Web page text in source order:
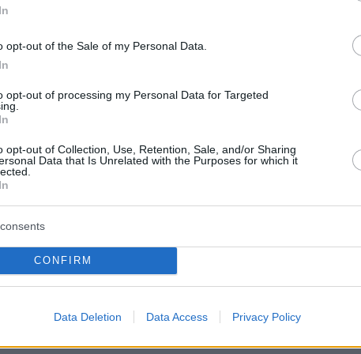
opt-out of the Sale of my Personal Data.
opt-out of processing my Personal Data for Targeted
opt-out of Collection, Use, Retention, Sale, and/or Sharing
Data that Is Unrelated with the Purposes for which it
CONFIRM
Data Deletion Data Access Privacy Policy
πως η εμπειρία του εντάσσεται σε μια
ιστορία», και πως τον έφερε πιο κοντά
στη συνέχεια πρόσθεσε:«Η θλίψη γίνεται
μέρος γέλιου, μέρος δακρύων, με ελάχιστο
αγαπάς, να τον λατρεύεις».
καλλιτέχνης αποκάλυψε ότι διάβασε όσα
σύζυγό του, η οποία συμφώνησε πως με τον
γίνονται πιο υποφερτά. Θυμήθηκε ότι,
πριν, τα όνειρά της με τον Άρθουρ ήταν
ντροπή και θρήνο.«Είπε ότι ο Άρθουρ
να την επισκέπτεται κάθε εβδομάδα. Είναι